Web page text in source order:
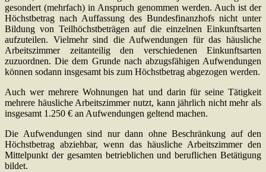
gesondert (mehrfach) in Anspruch genommen werden. Auch ist der
Höchstbetrag nach Auffassung des Bundesfinanzhofs nicht unter
Bildung von Teilhöchstbeträgen auf die einzelnen Einkunftsarten
aufzuteilen. Vielmehr sind die Aufwendungen für das häusliche
Arbeitszimmer zeitanteilig den verschiedenen Einkunftsarten
zuzuordnen. Die dem Grunde nach abzugsfähigen Aufwendungen
können sodann insgesamt bis zum Höchstbetrag abgezogen werden.
Auch wer mehrere Wohnungen hat und darin für seine Tätigkeit
mehrere häusliche Arbeitszimmer nutzt, kann jährlich nicht mehr als
insgesamt 1.250 € an Aufwendungen geltend machen.
Die Aufwendungen sind nur dann ohne Beschränkung auf den
Höchstbetrag abziehbar, wenn das häusliche Arbeitszimmer den
Mittelpunkt der gesamten betrieblichen und beruflichen Betätigung
bildet.